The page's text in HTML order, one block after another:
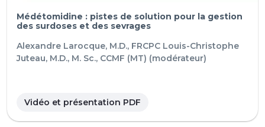
Médétomidine : pistes de solution pour la gestion
des surdoses et des sevrages
Alexandre Larocque, M.D., FRCPC Louis-Christophe
Juteau, M.D., M. Sc., CCMF (MT) (modérateur)
Vidéo et présentation PDF